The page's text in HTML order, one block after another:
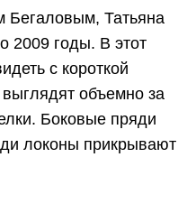
Татьяна
2009 годы. В этот
с короткой
объемно за
Боковые пряди
локоны прикрывают